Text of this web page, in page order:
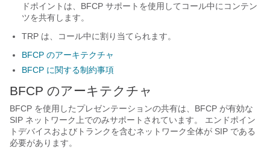
ドポイントは、BFCP サポートを使用してコール中にコンテン
ツを共有します。
TRP は、コール中に割り当てられます。
BFCP のアーキテクチャ
BFCP に関する制約事項
BFCP のアーキテクチャ
BFCP を使用したプレゼンテーションの共有は、BFCP が有効な
SIP ネットワーク上でのみサポートされています。 エンドポイン
トデバイスおよびトランクを含むネットワーク全体が SIP である
必要があります。